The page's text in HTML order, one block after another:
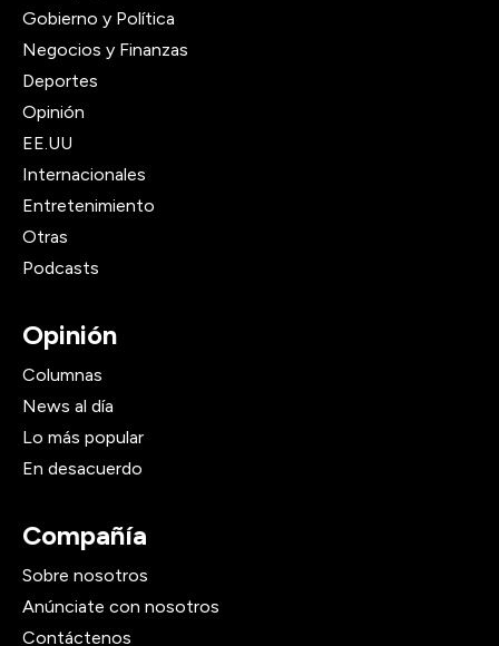
Gobierno y Política
Negocios y Finanzas
Deportes
Opinión
EE.UU
Internacionales
Entretenimiento
Otras
Podcasts
Opinión
Columnas
News al día
Lo más popular
En desacuerdo
Compañía
Sobre nosotros
Anúnciate con nosotros
Contáctenos